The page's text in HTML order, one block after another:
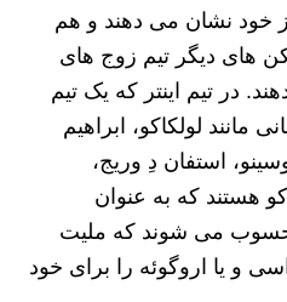
خود نشان می دهند و هم
های دیگر تیم زوج های
در تیم اینتر که یک تیم
مانند لولکاکو، ابراهیم
استفان دِ وریج،
هستند که به عنوان
محسوب می شوند که ملیت
و یا اروگوئه را برای خود